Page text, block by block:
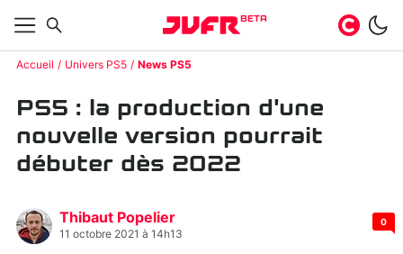
BETA
Accueil Univers PS5 News PS5
PS5 : la production d'une
nouvelle version pourrait
débuter dès 2022
Thibaut Popelier
11 octobre 2021 à 14h13
0